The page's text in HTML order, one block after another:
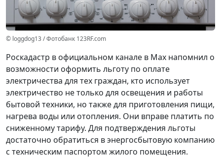
© loggdog13 / Фотобанк 123RF.com
Роскадастр в официальном канале в Мах напомнил о
возможности оформить льготу по оплате
электричества для тех граждан, кто использует
электричество не только для освещения и работы
бытовой техники, но также для приготовления пищи,
нагрева воды или отопления. Они вправе платить по
сниженному тарифу. Для подтверждения льготы
достаточно обратиться в энергосбытовую компанию
с техническим паспортом жилого помещения.